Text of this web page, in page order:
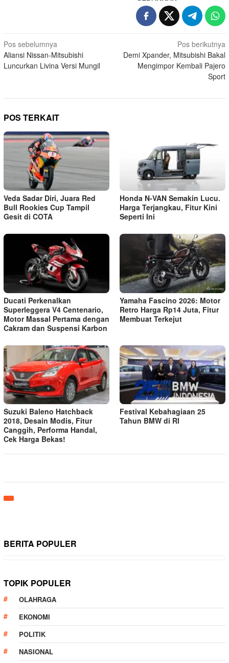
Navigasi
pos
Pos sebelumnya
Aliansi Nissan-Mitsubishi
Luncurkan Livina Versi Mungil
Pos berikutnya
Demi Xpander, Mitsubishi Bakal
Mengimpor Kembali Pajero
Sport
POS TERKAIT
Veda Sadar Diri, Juara Red
Bull Rookies Cup Tampil
Gesit di COTA
Honda N-VAN Semakin Lucu.
Harga Terjangkau, Fitur Kini
Seperti Ini
Ducati Perkenalkan
Superleggera V4 Centenario,
Motor Massal Pertama dengan
Cakram dan Suspensi Karbon
Yamaha Fascino 2026: Motor
Retro Harga Rp14 Juta, Fitur
Membuat Terkejut
Suzuki Baleno Hatchback
2018, Desain Modis, Fitur
Canggih, Performa Handal,
Cek Harga Bekas!
Festival Kebahagiaan 25
Tahun BMW di RI
BERITA POPULER
TOPIK POPULER
OLAHRAGA
EKONOMI
POLITIK
NASIONAL